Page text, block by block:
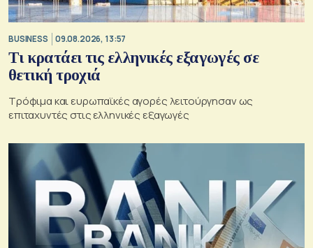
BUSINESS 09.08.2026, 13:57
Τι κρατάει τις ελληνικές εξαγωγές σε
θετική τροχιά
Τρόφιμα και ευρωπαϊκές αγορές λειτούργησαν ως
επιταχυντές στις ελληνικές εξαγωγές